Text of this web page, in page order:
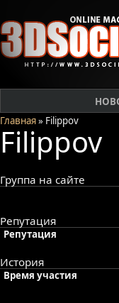
Главная» Filippov
Filippov
Группа на сайте
Репутация
Репутация
История
Время участия